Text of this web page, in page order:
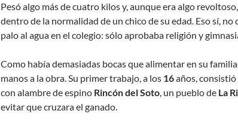
Pesó algo más de cuatro kilos y, aunque era algo
dentro de la normalidad de un chico de su edad. Eso sí, no
palo al agua en el colegio: sólo aprobaba religión y
Como había demasiadas bocas que alimentar en su
manos a la obra. Su primer trabajo, a los 16años, consistió
con alambre de espino Rincón del Soto, un pueblo de La
evitar que cruzara el ganado.